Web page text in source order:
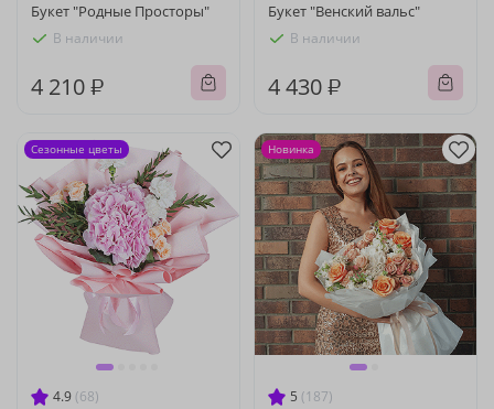
Букет "Родные Просторы"
В наличии
4 210 ₽
Букет "Венский вальс"
В наличии
4 430 ₽
4.9 (68)
Сезонные цветы
5 (187)
Новинка